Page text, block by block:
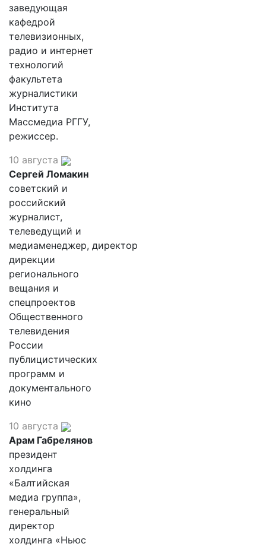
заведующая
кафедрой
телевизионных,
радио и интернет
технологий
факультета
журналистики
Института
Массмедиа РГГУ,
режиссер.
10 августа
Сергей Ломакин
советский и
российский
журналист,
телеведущий и
медиаменеджер, директор
дирекции
регионального
вещания и
спецпроектов
Общественного
телевидения
России
публицистических
программ и
документального
кино
10 августа
Арам Габрелянов
президент
холдинга
«Балтийская
медиа группа»,
генеральный
директор
холдинга «Ньюс